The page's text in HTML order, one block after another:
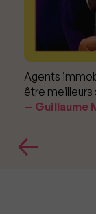
Agents
être meilleurs
Guillaume